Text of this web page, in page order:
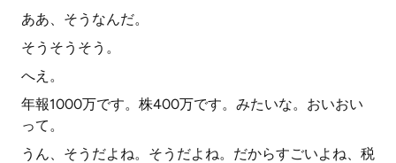
ああ、そうなんだ。
そうそうそう。
へえ。
年報1000万です。株400万です。みたいな。おいおい
って。
うん、そうだよね。そうだよね。だからすごいよね、税